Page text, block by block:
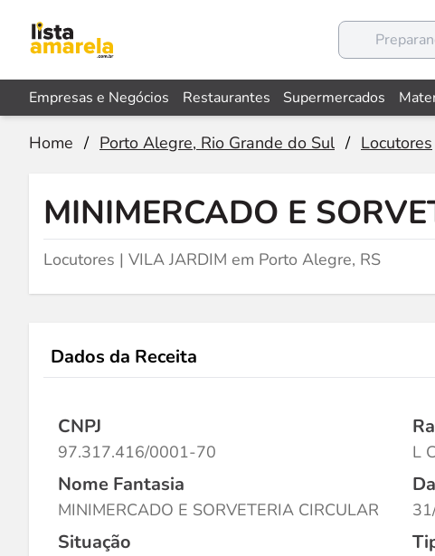
Empresas e Negócios Restaurantes Supermercados
Home / Porto Alegre, Rio Grande do Sul / Locutores
MINIMERCADO E
Locutores | VILA JARDIM em Porto Alegre, RS
Dados da Receita
CNPJ
97.317.416/0001-70 L
Nome Fantasia
MINIMERCADO E SORVETERIA CIRCULAR
Situação